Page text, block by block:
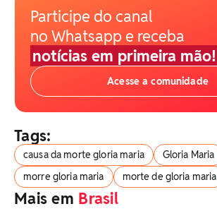
Participe do canal
no Whatsapp e receba
notícias em primeira mão!
Acesse a comunidade
Tags:
causa da morte gloria maria
Gloria Maria
morre gloria maria
morte de gloria maria
Mais em Brasil